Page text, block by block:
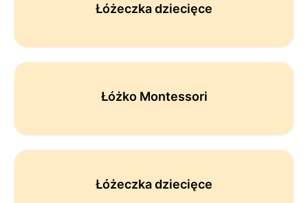
Łóżeczka dziecięce
Łóżko Montessori
Łóżeczka dziecięce